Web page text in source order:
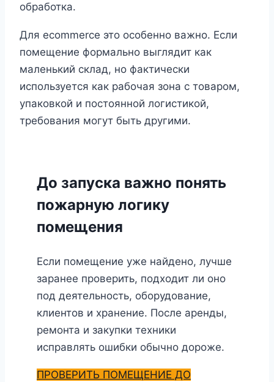
обработка.
Для ecommerce это особенно важно. Если
помещение формально выглядит как
маленький склад, но фактически
используется как рабочая зона с товаром,
упаковкой и постоянной логистикой,
требования могут быть другими.
До запуска важно понять
пожарную логику
помещения
Если помещение уже найдено, лучше
заранее проверить, подходит ли оно
под деятельность, оборудование,
клиентов и хранение. После аренды,
ремонта и закупки техники
исправлять ошибки обычно дороже.
ПРОВЕРИТЬ ПОМЕЩЕНИЕ ДО